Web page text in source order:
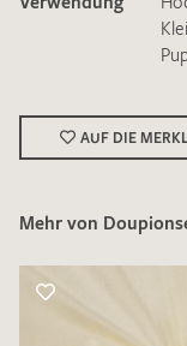
AUF DIE
Mehr von